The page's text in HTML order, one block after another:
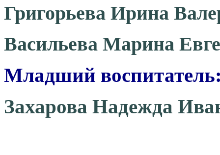
Григорьева Ирина
Васильева Марина
Младший
Захарова Надежда